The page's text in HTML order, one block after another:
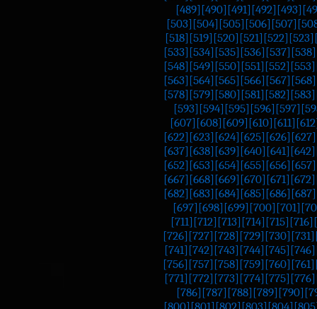
[489] [490] [491] [492] [493]
[503] [504] [505] [506] [507]
[518] [519] [520] [521] [522] [523]
[533] [534] [535] [536] [537] [538]
[548] [549] [550] [551] [552] [553]
[563] [564] [565] [566] [567] [568]
[578] [579] [580] [581] [582] [583]
[593] [594] [595] [596] [597]
[607] [608] [609] [610] [611]
[622] [623] [624] [625] [626] [627]
[637] [638] [639] [640] [641] [642]
[652] [653] [654] [655] [656] [657]
[667] [668] [669] [670] [671] [672]
[682] [683] [684] [685] [686] [687]
[697] [698] [699] [700] [701]
[711] [712] [713] [714] [715] [716]
[726] [727] [728] [729] [730] [731]
[741] [742] [743] [744] [745] [746]
[756] [757] [758] [759] [760] [761]
[771] [772] [773] [774] [775] [776]
[786] [787] [788] [789] [790]
[800] [801] [802] [803] [804]